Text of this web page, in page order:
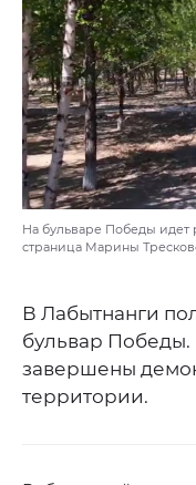
На бульваре Победы идет
страница Марины
В Лабытнанги
бульвар Победы.
завершены
территории.